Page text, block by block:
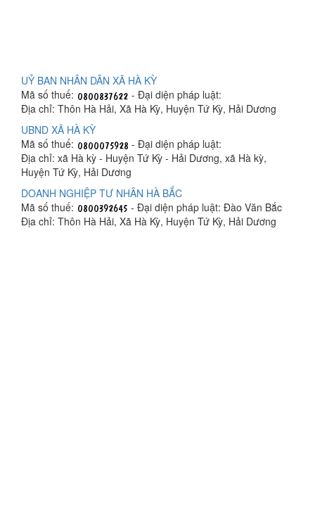
UỶ BAN NHÂN DÂN XÃ HÀ KỲ
Mã số thuế:
- Đại diện pháp luật:
Địa chỉ: Thôn Hà Hải, Xã Hà Kỳ, Huyện Tứ Kỳ, Hải Dương
UBND XÃ HÀ KỲ
Mã số thuế:
- Đại diện pháp luật:
Địa chỉ: xã Hà kỳ - Huyện Tứ Kỳ - Hải Dương, xã Hà kỳ,
Huyện Tứ Kỳ, Hải Dương
DOANH NGHIỆP TƯ NHÂN HÀ BẮC
Mã số thuế:
- Đại diện pháp luật: Đào Văn Bắc
Địa chỉ: Thôn Hà Hải, Xã Hà Kỳ, Huyện Tứ Kỳ, Hải Dương